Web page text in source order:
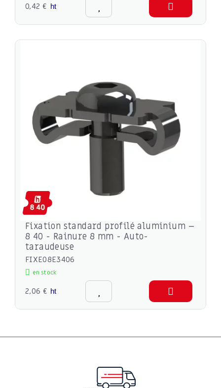
0,42 € ht
Fixation standard profilé aluminium –
8 40 - Rainure 8 mm - Auto-
taraudeuse
FIXE08E3406
en stock
2,06 € ht